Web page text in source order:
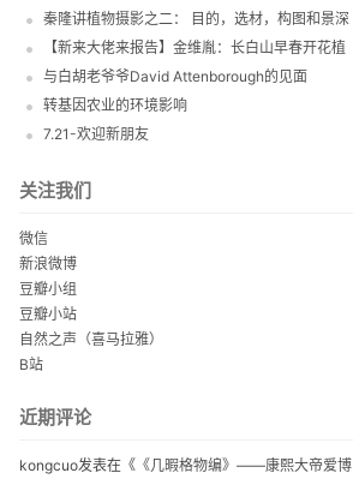
秦隆讲植物摄影之二： 目的，选材，构图和景深
【新来大佬来报告】金维胤：长白山早春开花植
物
与白胡老爷爷David Attenborough的见面
转基因农业的环境影响
7.21-欢迎新朋友
关注我们
微信
新浪微博
豆瓣小组
豆瓣小站
自然之声（喜马拉雅）
B站
近期评论
kongcuo发表在《 《几暇格物编》——康熙大帝爱博